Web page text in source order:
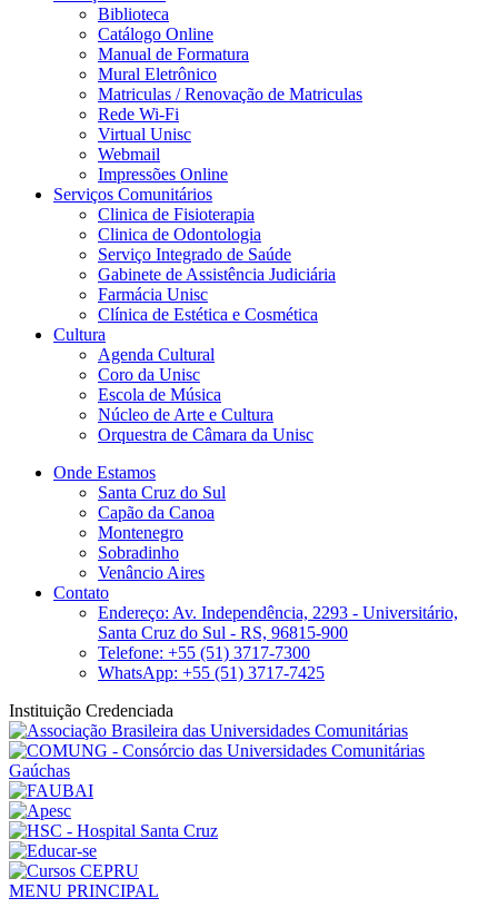
Biblioteca
Catálogo Online
Manual de Formatura
Mural Eletrônico
Matriculas / Renovação de Matriculas
Rede Wi-Fi
Virtual Unisc
Webmail
Impressões Online
Serviços Comunitários
Clinica de Fisioterapia
Clinica de Odontologia
Serviço Integrado de Saúde
Gabinete de Assistência Judiciária
Farmácia Unisc
Clínica de Estética e Cosmética
Cultura
Agenda Cultural
Coro da Unisc
Escola de Música
Núcleo de Arte e Cultura
Orquestra de Câmara da Unisc
Onde Estamos
Santa Cruz do Sul
Capão da Canoa
Montenegro
Sobradinho
Venâncio Aires
Contato
Endereço: Av. Independência, 2293 - Universitário,
Santa Cruz do Sul - RS, 96815-900
Telefone: +55 (51) 3717-7300
WhatsApp: +55 (51) 3717-7425
Instituição Credenciada
MENU PRINCIPAL